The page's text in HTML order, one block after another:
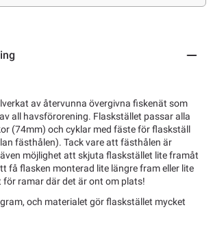
av återvunna övergivna fiskenät som
all havsförorening. Flaskstället passar alla
(74mm) och cyklar med fäste för flaskställ
fästhålen). Tack vare att fästhålen är
möjlighet att skjuta flaskstället lite framåt
få flasken monterad lite längre fram eller lite
för ramar där det är ont om plats!
och materialet gör flaskstället mycket